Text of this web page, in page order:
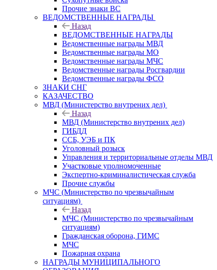
Прочие знаки ВС
ВЕДОМСТВЕННЫЕ НАГРАДЫ
Назад
ВЕДОМСТВЕННЫЕ НАГРАДЫ
Ведомственные награды МВД
Ведомственные награды МО
Ведомственные награды МЧС
Ведомственные награды Росгвардии
Ведомственные награды ФСО
ЗНАКИ СНГ
КАЗАЧЕСТВО
МВД (Министерство внутрених дел)
Назад
МВД (Министерство внутрених дел)
ГИБДД
ССБ, УЭБ и ПК
Уголовный розыск
Управления и территориальные отделы МВД
Участковые уполномоченные
Экспертно-криминалистическая служба
Прочие службы
МЧС (Министерство по чрезвычайным
ситуациям)
Назад
МЧС (Министерство по чрезвычайным
ситуациям)
Гражданская оборона, ГИМС
МЧС
Пожарная охрана
НАГРАДЫ МУНИЦИПАЛЬНОГО